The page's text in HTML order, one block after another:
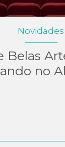
Novidades
Belas
no